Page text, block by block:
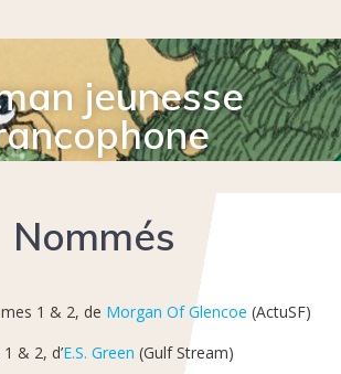
jeunesse
Nommés
1 & 2, de Morgan Of Glencoe (ActuSF)
& 2, d’E.S. Green (Gulf Stream)